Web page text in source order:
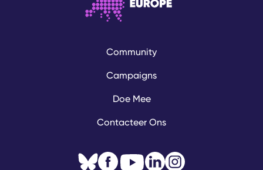
Community
Campaigns
Doe Mee
Contacteer Ons